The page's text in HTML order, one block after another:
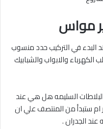
مواس
في التركيب حدد منسوب
والابواب والشبابيك
السليمه هل هي عند
ام ستبدأ من المنتصف علي ان
عند الجدران .